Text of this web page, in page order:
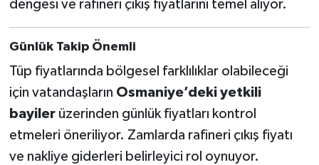
dengesi ve rafineri çıkış fiyatlarını temel alıyor.
Günlük Takip Önemli
Tüp fiyatlarında bölgesel farklılıklar olabileceği
için vatandaşların Osmaniye’deki yetkili
bayilerüzerinden günlük fiyatları kontrol
etmeleri öneriliyor. Zamlarda rafineri çıkış fiyatı
ve nakliye giderleri belirleyici rol oynuyor.